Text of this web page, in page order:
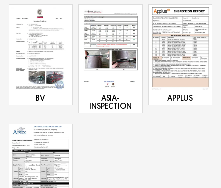
BV
ASIA-
INSPECTION
APPLUS